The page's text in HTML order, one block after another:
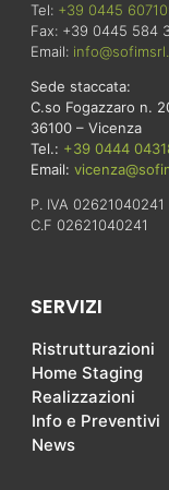
Tel: +39 0445
Fax: +39 0445 584
Email:
Sede staccata:
C.so Fogazzaro n.
36100 – Vicenza
Tel.: +39 0444
Email:
P. IVA 02621040241
C.F 02621040241
SERVIZI
Ristrutturazioni
Home Staging
Realizzazioni
Info e Preventivi
News